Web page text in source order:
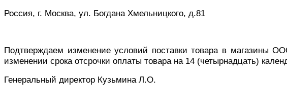
Россия, г. Москва, ул. Богдана Хмельницкого, д.81
Подтверждаем изменение условий поставки товара в магазины
изменении срока отсрочки оплаты товара на 14 (четырнадцать)
Генеральный директор Кузьмина Л.О.